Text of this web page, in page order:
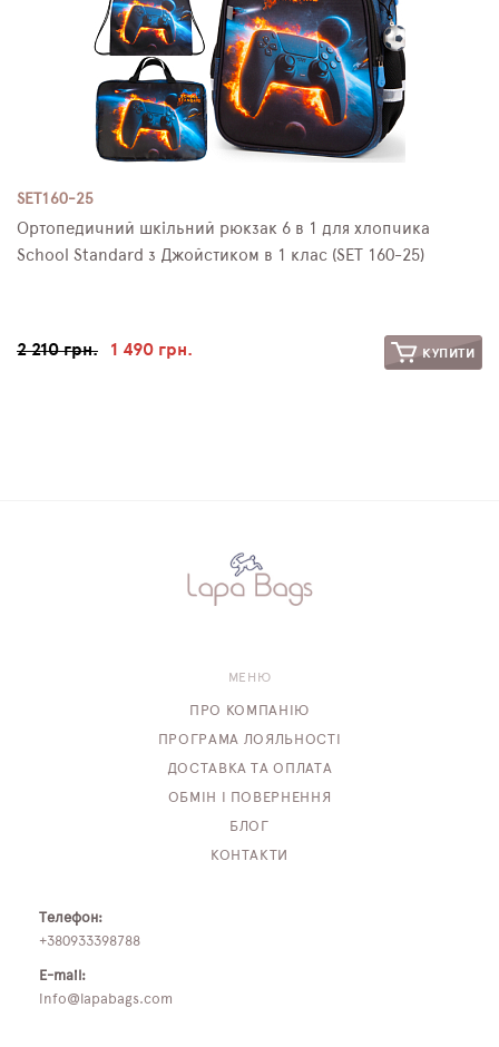
SET160-25
Ортопедичний шкільний рюкзак 6 в 1 для хлопчика
School Standard з Джойстиком в 1 клас (SET 160-25)
2 210 грн. 1 490 грн. КУПИТИ
МЕНЮ
ПРО КОМПАНІЮ
ПРОГРАМА ЛОЯЛЬНОСТІ
ДОСТАВКА ТА ОПЛАТА
ОБМІН І ПОВЕРНЕННЯ
БЛОГ
КОНТАКТИ
Телефон:
+380933398788
E-mail:
info@lapabags.com